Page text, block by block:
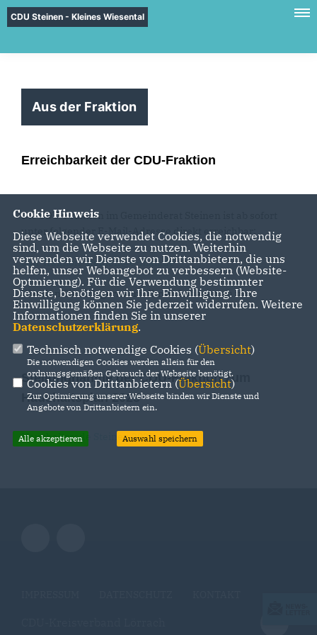
CDU Steinen - Kleines Wiesental
Aus der Fraktion
Erreichbarkeit der CDU-Fraktion
Die CDU-Fraktion im Gemeinderat Steinen ist ab sofort
unter folgender E-Mail-Adresse direkt erreichbar:
cdu-fraktion-steinen@e-mail.de
Wenden Sie sich gerne mit Ihren Anliegen an uns.
Stellungnahme der CDU-Fraktion zum
Haushaltsplan 2025
Haushaltsrede Steinen 2025
Cookie Hinweis
Diese Webseite verwendet Cookies, die notwendig
sind, um die Webseite zu nutzen. Weiterhin
verwenden wir Dienste von Drittanbietern, die uns
helfen, unser Webangebot zu verbessern (Website-
Optmierung). Für die Verwendung bestimmter
Dienste, benötigen wir Ihre Einwilligung. Ihre
Einwilligung können Sie jederzeit widerrufen. Weitere
Informationen finden Sie in unserer
Datenschutzerklärung.
Technisch notwendige Cookies (Übersicht)
Die notwendigen Cookies werden allein für den
ordnungsgemäßen Gebrauch der Webseite benötigt.
Cookies von Drittanbietern (Übersicht)
Zur Optimierung unserer Webseite binden wir Dienste und
Angebote von Drittanbietern ein.
Alle akzeptieren Auswahl speichern